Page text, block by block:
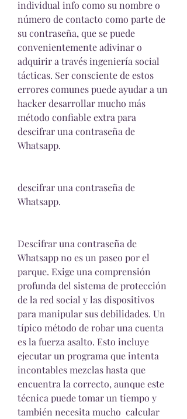
individual info como su nombre o
número de contacto como parte de
su contraseña, que se puede
convenientemente adivinar o
adquirir a través ingeniería social
tácticas. Ser consciente de estos
errores comunes puede ayudar a un
hacker desarrollar mucho más
método confiable extra para
descifrar una contraseña de
Whatsapp.
descifrar una contraseña de
Whatsapp.
Descifrar una contraseña de
Whatsapp no es un paseo por el
parque. Exige una comprensión
profunda del sistema de protección
de la red social y las dispositivos
para manipular sus debilidades. Un
típico método de robar una cuenta
es la fuerza asalto. Esto incluye
ejecutar un programa que intenta
incontables mezclas hasta que
encuentra la correcto, aunque este
técnica puede tomar un tiempo y
también necesita mucho  calcular